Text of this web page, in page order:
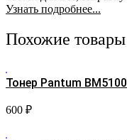
SP
C220/240/250/260
100г
Узнать подробнее...
Похожие товары
Тонер Pantum
600 ₽